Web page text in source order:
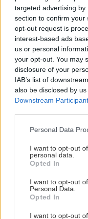
targeted advertising
section to confirm your
opt-out request is
interest-based ads
us or personal
your opt-out. You may
disclosure of your
IAB’s list of
also be disclosed by
Downstream
Please note that this
not limited to your visit
grant or deny consent
use your data for
consent section.
Personal Data
I want to opt-out
personal data.
Opted In
I want to opt-out
Personal Data.
Opted In
I want to opt-out
Γκαλιάνο δεν
κατηγορίες, και
6.000 ευρώ στο
μεγάλο πρόστιμο
καριέρας.
Γρήγορα, όμως, ο
καχυποψία, όταν η